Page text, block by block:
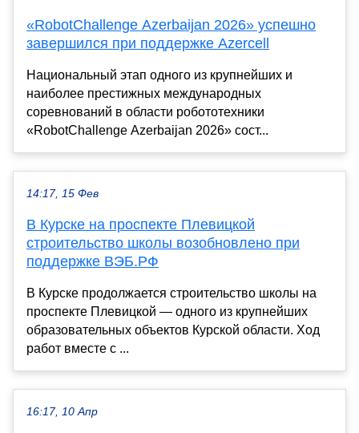
«RobotChallenge Azerbaijan 2026» успешно
завершился при поддержке Azercell
Национальный этап одного из крупнейших и
наиболее престижных международных
соревнований в области робототехники
«RobotChallenge Azerbaijan 2026» сост...
14:17, 15 Фев
В Курске на проспекте Плевицкой
строительство школы возобновлено при
поддержке ВЭБ.РФ
В Курске продолжается строительство школы на
проспекте Плевицкой — одного из крупнейших
образовательных объектов Курской области. Ход
работ вместе с ...
16:17, 10 Апр